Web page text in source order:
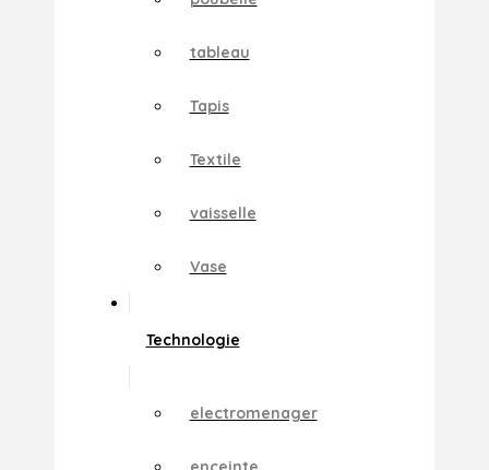
tableau
Tapis
Textile
vaisselle
Vase
Technologie
electromenager